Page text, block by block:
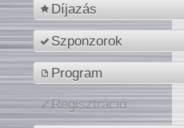
Díjazás
Szponzorok
Program
Regisztráció